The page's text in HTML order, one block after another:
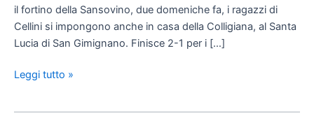
il fortino della Sansovino, due domeniche fa, i ragazzi di
Cellini si impongono anche in casa della Colligiana, al Santa
Lucia di San Gimignano. Finisce 2-1 per i […]
Leggi tutto »